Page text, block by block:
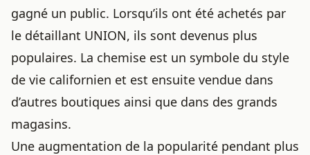
gagné un public. Lorsqu’ils ont été achetés par
le détaillant UNION, ils sont devenus plus
populaires. La chemise est un symbole du style
de vie californien et est ensuite vendue dans
d’autres boutiques ainsi que dans des grands
magasins.
Une augmentation de la popularité pendant plus